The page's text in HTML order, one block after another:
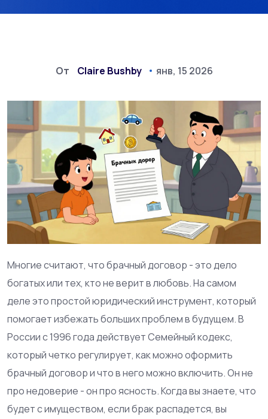
От Claire Bushby янв, 15 2026
Многие считают, что брачный договор - это дело
богатых или тех, кто не верит в любовь. На самом
деле это простой юридический инструмент, который
помогает избежать больших проблем в будущем. В
России с 1996 года действует Семейный кодекс,
который четко регулирует, как можно оформить
брачный договор и что в него можно включить. Он не
про недоверие - он про ясность. Когда вы знаете, что
будет с имуществом, если брак распадется, вы